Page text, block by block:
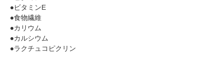
●ビタミンE
●食物繊維
●カリウム
●カルシウム
●ラクチュコピクリン